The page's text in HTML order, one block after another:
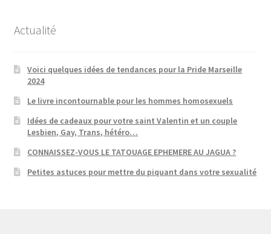
Actualité
Voici quelques idées de tendances pour la Pride Marseille
2024
Le livre incontournable pour les hommes homosexuels
Idées de cadeaux pour votre saint Valentin et un couple
Lesbien, Gay, Trans, hétéro…
CONNAISSEZ-VOUS LE TATOUAGE EPHEMERE AU JAGUA ?
Petites astuces pour mettre du piquant dans votre sexualité